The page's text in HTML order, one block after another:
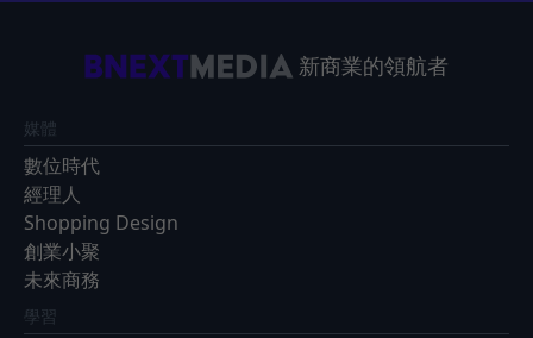
新商業的領航者
媒體
數位時代
經理人
Shopping Design
創業小聚
未來商務
學習